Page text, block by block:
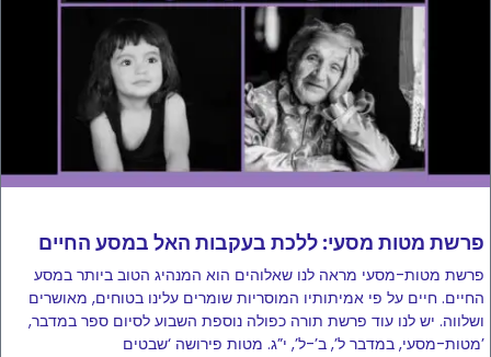
פרשת מטות מסעי: ללכת בעקבות האל במסע החיים
פרשת מטות-מסעי מראה לנו שאלוהים הוא המנהיג הטוב ביותר במסע
החיים. חיים על פי אמיתותיו המוסריות שומרים עלינו בטוחים, מאושרים
ושלווה. יש לנו עוד פרשת תורה כפולה נוספת השבוע לסיום ספר במדבר,
מטות-מסעי, במדבר ל’, ב’-ל’, י”ג. מטות פירושה ‘שבטים’